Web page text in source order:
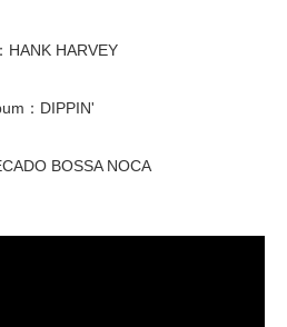
HANK HARVEY
：DIPPIN'
BOSSA NOCA